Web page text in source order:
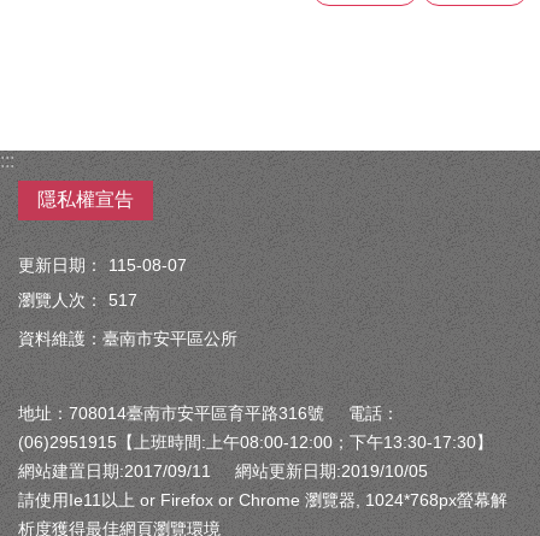
:::
隱私權宣告
更新日期：
115-08-07
瀏覽人次：
517
資料維護：臺南市安平區公所
地址：708014臺南市安平區育平路316號 電話：
(06)2951915【上班時間:上午08:00-12:00；下午13:30-17:30】
網站建置日期:2017/09/11 網站更新日期:2019/10/05
請使用Ie11以上 or Firefox or Chrome 瀏覽器, 1024*768px螢幕解
析度獲得最佳網頁瀏覽環境